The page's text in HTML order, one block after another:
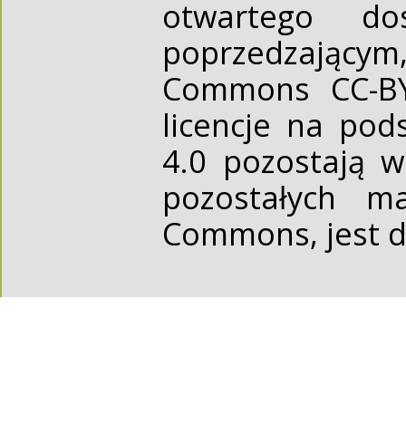
otwartego
Commons CC-
licencje na
4.0 pozostają
pozostałych
Commons, jest